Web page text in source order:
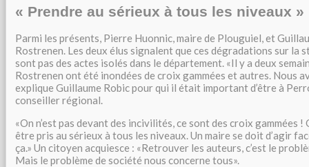
« Prendre au sérieux à tous les niveaux »
Parmi les présents, Pierre Huonnic, maire de Plouguiel, et
Rostrenen. Les deux élus signalent que ces dégradations sur la
sont pas des actes isolés dans le département.
Il y a deux
Rostrenen ont été inondées de croix gammées et autres. Nous
explique Guillaume Robic pour qui il était important d’être à
conseiller régional.
On n’est pas devant des incivilités, ce sont des croix gammées
être pris au sérieux à tous les niveaux. Un maire se doit d’agir
ça. Un citoyen acquiesce :
Retrouver les auteurs, c’est le
Mais le problème de société nous concerne tous .